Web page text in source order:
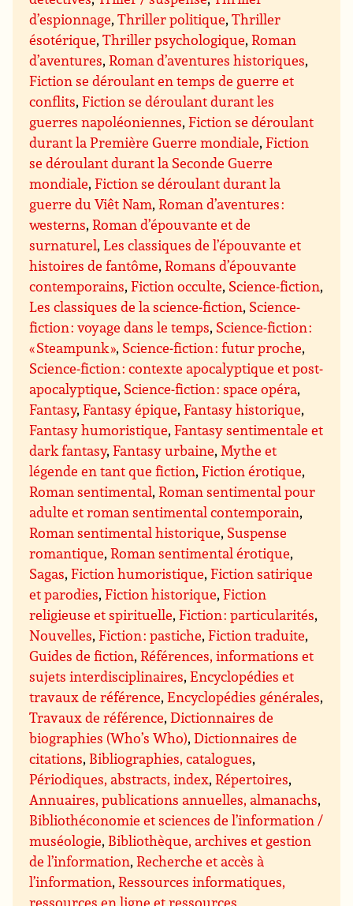
d’espionnage,Thriller politique,Thriller
ésotérique,Thriller psychologique,Roman
d’aventures,Roman d’aventures historiques,
Fiction se déroulant en temps de guerre et
conflits,Fiction se déroulant durant les
guerres napoléoniennes,Fiction se déroulant
durant la Première Guerre mondiale,Fiction
se déroulant durant la Seconde Guerre
mondiale,Fiction se déroulant durant la
guerre du Viêt Nam,Roman d’aventures :
westerns,Roman d’épouvante et de
surnaturel,Les classiques de l’épouvante et
histoires de fantôme,Romans d’épouvante
contemporains,Fiction occulte, Science-fiction,
Les classiques de la science-fiction, Science-
fiction : voyage dans le temps, Science-fiction :
« Steampunk », Science-fiction : futur proche,
Science-fiction : contexte apocalyptique et post-
apocalyptique, Science-fiction : space opéra,
Fantasy,Fantasy épique,Fantasy historique,
Fantasy humoristique,Fantasy sentimentale et
dark fantasy,Fantasy urbaine,Mythe et
légende en tant que fiction,Fiction érotique,
Roman sentimental,Roman sentimental pour
adulte et roman sentimental contemporain,
Roman sentimental historique, Suspense
romantique,Roman sentimental érotique,
Sagas,Fiction humoristique,Fiction satirique
et parodies,Fiction historique,Fiction
religieuse et spirituelle,Fiction : particularités,
Nouvelles,Fiction : pastiche,Fiction traduite,
Guides de fiction,Références, informations et
sujets interdisciplinaires,Encyclopédies et
travaux de référence,Encyclopédies générales,
Travaux de référence,Dictionnaires de
biographies (Who’s Who),Dictionnaires de
citations, Bibliographies, catalogues,
Périodiques, abstracts, index,Répertoires,
Annuaires, publications annuelles, almanachs,
Bibliothéconomie et sciences de l’information /
muséologie, Bibliothèque, archives et gestion
de l’information,Recherche et accès à
l’information,Ressources informatiques,
ressources en ligne et ressources